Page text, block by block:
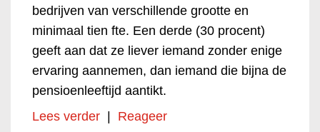
bedrijven van verschillende grootte en
minimaal tien fte. Een derde (30 procent)
geeft aan dat ze liever iemand zonder enige
ervaring aannemen, dan iemand die bijna de
pensioenleeftijd aantikt.
Lees verder
Reageer